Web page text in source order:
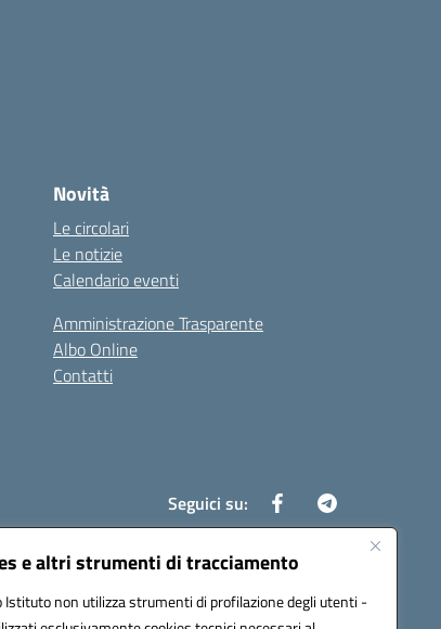
e altri strumenti di tracciamento
Istituto non utilizza strumenti di profilazione degli utenti -
Novità
Le circolari
Le notizie
Calendario eventi
Amministrazione Trasparente
Albo Online
Contatti
Seguici su: